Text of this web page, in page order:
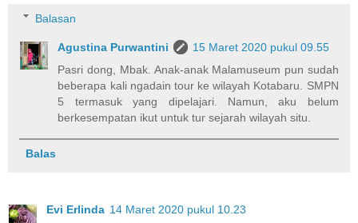
Balasan
Agustina Purwantini
15 Maret 2020 pukul 09.55
Pasri dong, Mbak. Anak-anak Malamuseum pun sudah
beberapa kali ngadain tour ke wilayah Kotabaru. SMPN
5 termasuk yang dipelajari. Namun, aku belum
berkesempatan ikut untuk tur sejarah wilayah situ.
Balas
Evi Erlinda 14 Maret 2020 pukul 10.23